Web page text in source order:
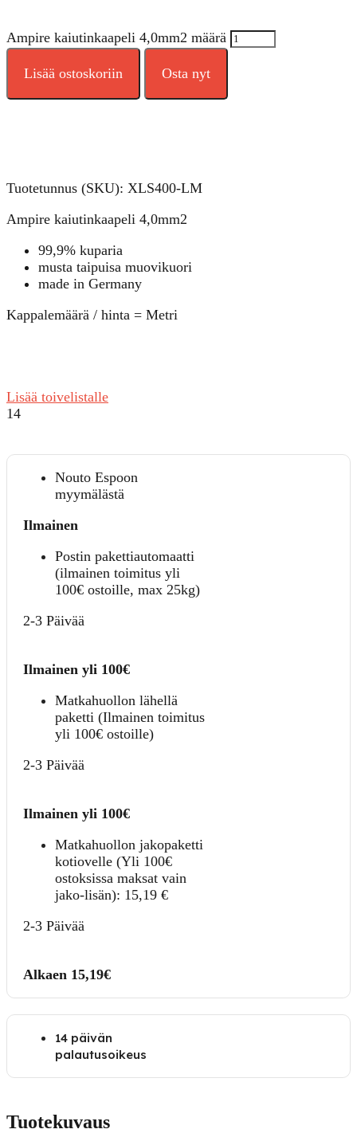
Ampire kaiutinkaapeli 4,0mm2 määrä
Lisää ostoskoriin Osta nyt
Tuotetunnus (SKU): XLS400-LM
Ampire kaiutinkaapeli 4,0mm2
99,9% kuparia
musta taipuisa muovikuori
made in Germany
Kappalemäärä / hinta = Metri
Lisää toivelistalle
14
Nouto Espoon
myymälästä
Ilmainen
Postin pakettiautomaatti
(ilmainen toimitus yli
100€ ostoille, max 25kg)
2-3 Päivää
Ilmainen yli 100€
Matkahuollon lähellä
paketti (Ilmainen toimitus
yli 100€ ostoille)
2-3 Päivää
Ilmainen yli 100€
Matkahuollon jakopaketti
kotiovelle (Yli 100€
ostoksissa maksat vain
jako-lisän): 15,19 €
2-3 Päivää
Alkaen 15,19€
14 päivän
palautusoikeus
Tuotekuvaus